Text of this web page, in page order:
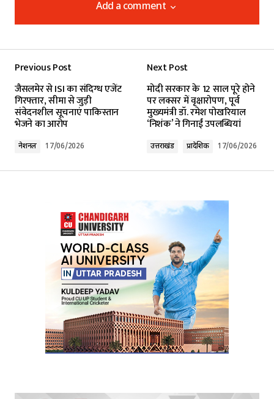
Add a comment
Add a comment
Required fields are marked*
Comment
Your E-mail*
Submit Comment
Previous Post
जैसलमेर से ISI का संदिग्ध एजेंट
गिरफ्तार, सीमा से जुड़ी
संवेदनशील सूचनाएं पाकिस्तान
भेजने का आरोप
नेशनल 17/06/2026
Next Post
मोदी सरकार के 12 साल पूरे होने
पर लक्सर में वृक्षारोपण, पूर्व
मुख्यमंत्री डॉ. रमेश पोखरियाल
‘निशंक’ ने गिनाईं उपलब्धियां
उत्तराखंड प्रादेशिक 17/06/2026